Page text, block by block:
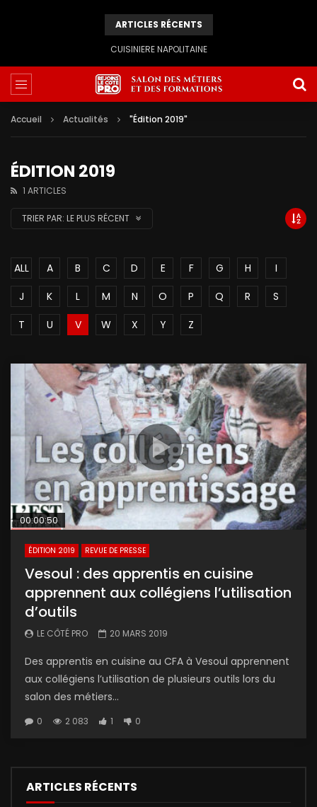
ARTICLES RÉCENTS
CUISINIERE NAPOLITAINE
Accueil Actualités "Édition 2019"
ÉDITION 2019
1 ARTICLES
TRIER PAR: LE PLUS RÉCENT
ALL A B C D E F G H
I
J
K L M N O P Q R
S
T
U V W X Y Z
00:00:50
ÉDITION 2019 REVUE DE PRESSE
Vesoul : des apprentis en cuisine
apprennent aux collégiens l’utilisation
d’outils
LE CÔTÉ PRO 20 MARS 2019
Des apprentis en cuisine au CFA à Vesoul apprennent
aux collégiens l’utilisation de plusieurs outils lors du
salon des métiers...
0 2 083 1 0
ARTICLES RÉCENTS